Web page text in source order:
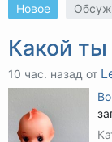
Новое
Какой
10 час. назад от